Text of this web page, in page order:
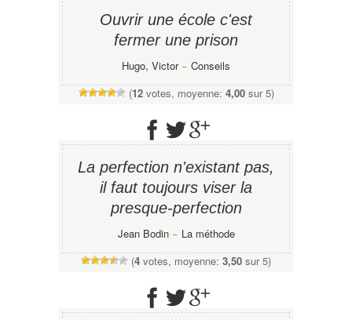
Ouvrir une école c'est
fermer une prison
Hugo, Victor− Conseils
(12votes, moyenne: 4,00sur 5)
La perfection n'existant pas,
il faut toujours viser la
presque-perfection
Jean Bodin− La méthode
(4 votes, moyenne: 3,50 sur 5)